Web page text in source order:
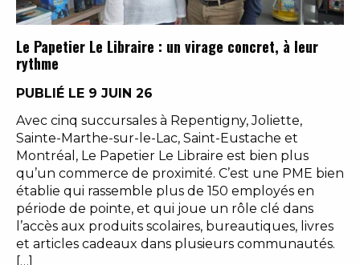
Le Papetier Le Libraire : un virage concret, à leur
rythme
PUBLIÉ LE 9 JUIN 26
Avec cinq succursales à Repentigny, Joliette,
Sainte-Marthe-sur-le-Lac, Saint-Eustache et
Montréal, Le Papetier Le Libraire est bien plus
qu’un commerce de proximité. C’est une PME bien
établie qui rassemble plus de 150 employés en
période de pointe, et qui joue un rôle clé dans
l’accès aux produits scolaires, bureautiques, livres
et articles cadeaux dans plusieurs communautés.
[…]